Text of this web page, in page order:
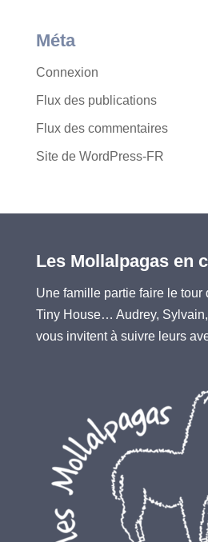
Méta
Connexion
Flux des publications
Flux des commentaires
Site de WordPress-FR
Les Mollalpagas en
Une famille partie faire le tour
Tiny House… Audrey,
vous invitent à suivre leurs